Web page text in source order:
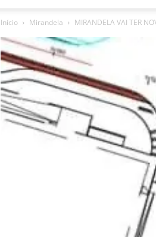
e
Alto
Início Mirandela MIRANDELA VAI TER